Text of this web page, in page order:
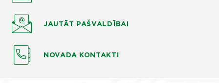
JAUTĀT PAŠVALDĪBAI
NOVADA KONTAKTI